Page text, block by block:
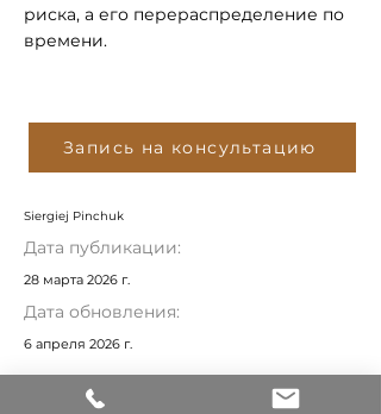
риска, а его перераспределение по
времени.
Запись на консультацию
Siergiej Pinchuk
Дата публикации:
28 марта 2026 г.
Дата обновления:
6 апреля 2026 г.